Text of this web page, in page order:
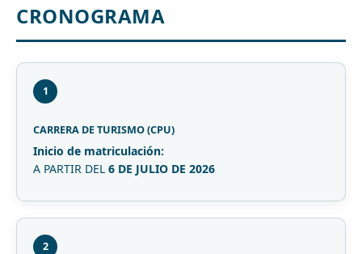
CRONOGRAMA
1
CARRERA DE TURISMO (CPU)
Inicio de matriculación:
A PARTIR DEL 6 DE JULIO DE 2026
2